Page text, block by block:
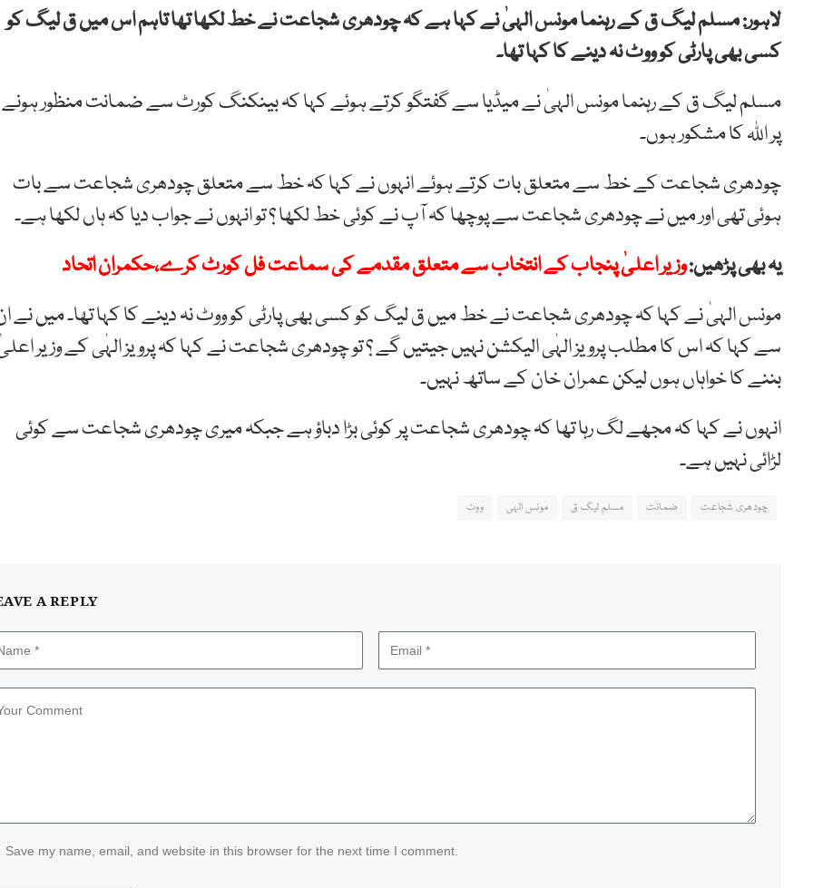
لاہور: مسلم لیگ ق کے رہنما مونس الہیٰ نے کہا ہے کہ چودھری شجاعت نے خط لکھا تھا تاہم اس میں ق لیگ کو
کسی بھی پارٹی کو ووٹ نہ دینے کا کہا تھا۔
مسلم لیگ ق کے رہنما مونس الہیٰ نے میڈیا سے گفتگو کرتے ہوئے کہا کہ بینکنگ کورٹ سے ضمانت منظور ہونے
پر اللہ کا مشکور ہوں۔
چودھری شجاعت کے خط سے متعلق بات کرتے ہوئے انہوں نے کہا کہ خط سے متعلق چودھری شجاعت سے بات
ہوئی تھی اور میں نے چودھری شجاعت سے پوچھا کہ آپ نے کوئی خط لکھا ؟ تو انہوں نے جواب دیا کہ ہاں لکھا ہے۔
یہ بھی پڑھیں:وزیر اعلیٰ پنجاب کے انتخاب سے متعلق مقدمے کی سماعت فل کورٹ کرے،حکمران اتحاد
مونس الہیٰ نے کہا کہ چودھری شجاعت نے خط میں ق لیگ کو کسی بھی پارٹی کو ووٹ نہ دینے کا کہا تھا۔ میں نے
سے کہا کہ اس کا مطلب پرویز الہٰی الیکشن نہیں جیتیں گے ؟ تو چودھری شجاعت نے کہا کہ پرویز الہٰی کے وزیر
بننے کا خواہاں ہوں لیکن عمران خان کے ساتھ نہیں۔
انہوں نے کہا کہ مجھے لگ رہا تھا کہ چودھری شجاعت پر کوئی بڑا دباؤ ہے جبکہ میری چودھری شجاعت سے کوئی
لڑائی نہیں ہے۔
چودھری شجاعت ضمانت مسلم لیگ ق مونس الہی ووٹ
A REPLY
Save my name, email, and website in this browser for the next time I comment.